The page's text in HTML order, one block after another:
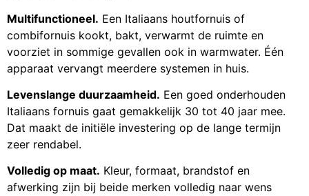
Multifunctioneel. Een Italiaans houtfornuis of
combifornuis kookt, bakt, verwarmt de ruimte en
voorziet in sommige gevallen ook in warmwater. Één
apparaat vervangt meerdere systemen in huis.
Levenslange duurzaamheid. Een goed onderhouden
Italiaans fornuis gaat gemakkelijk 30 tot 40 jaar mee.
Dat maakt de initiële investering op de lange termijn
zeer rendabel.
Volledig op maat. Kleur, formaat, brandstof en
afwerking zijn bij beide merken volledig naar wens